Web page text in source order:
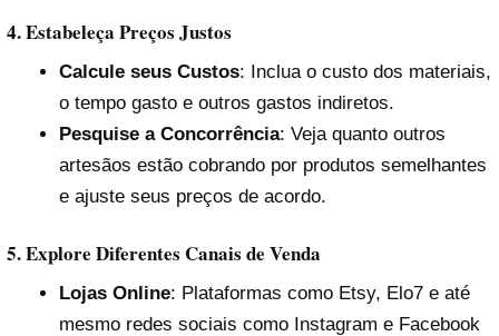
4. Estabeleça Preços Justos
Calcule seus Custos: Inclua o custo dos materiais,
o tempo gasto e outros gastos indiretos.
Pesquise a Concorrência: Veja quanto outros
artesãos estão cobrando por produtos semelhantes
e ajuste seus preços de acordo.
5. Explore Diferentes Canais de Venda
Lojas Online: Plataformas como Etsy, Elo7 e até
mesmo redes sociais como Instagram e Facebook